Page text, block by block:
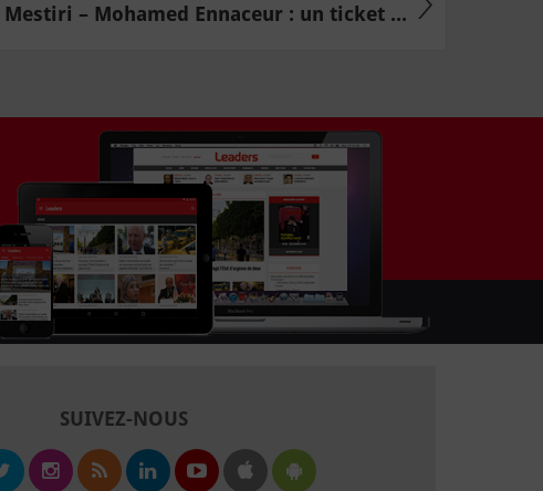
– Mohamed Ennaceur : un ticket ...
SUIVEZ-NOUS